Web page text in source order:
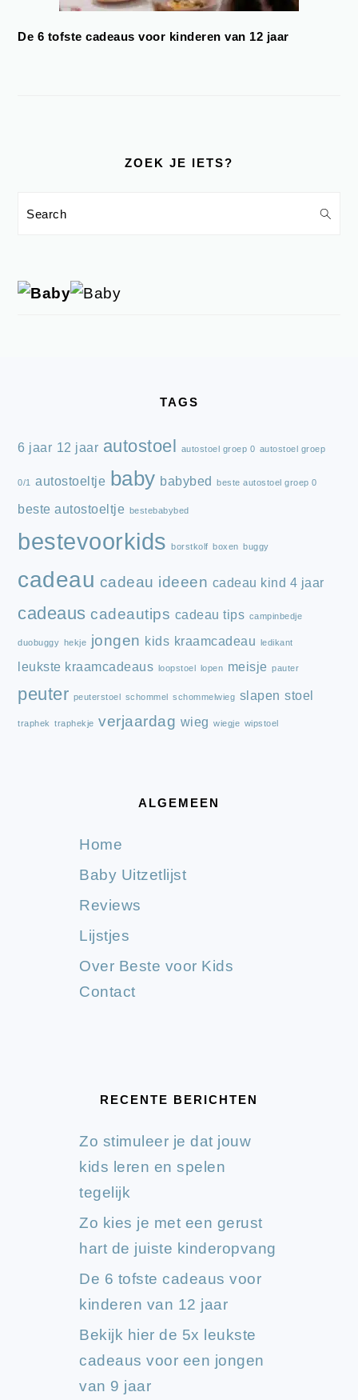
De 6 tofste cadeaus voor kinderen van 12 jaar
ZOEK JE IETS?
Search
TAGS
6 jaar 12 jaar autostoel autostoel groep 0 autostoel groep
0/1 autostoeltje baby babybed beste autostoel groep 0
beste autostoeltje bestebabybed
bestevoorkids borstkolf boxen buggy
cadeau cadeau ideeen cadeau kind 4 jaar
cadeaus cadeautips cadeau tips campinbedje
duobuggy hekje jongen kids kraamcadeau ledikant
leukste kraamcadeaus loopstoel lopen meisje pauter
peuter peuterstoel schommel schommelwieg slapen stoel
traphek traphekje verjaardag wieg wiegje wipstoel
ALGEMEEN
Home
Baby Uitzetlijst
Reviews
Lijstjes
Over Beste voor Kids
Contact
RECENTE BERICHTEN
Zo stimuleer je dat jouw
kids leren en spelen
tegelijk
Zo kies je met een gerust
hart de juiste kinderopvang
De 6 tofste cadeaus voor
kinderen van 12 jaar
Bekijk hier de 5x leukste
cadeaus voor een jongen
van 9 jaar